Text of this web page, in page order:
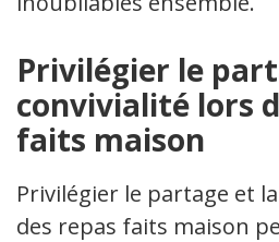
Privilégier le
convivialité lors
faits maison
Privilégier le partage et
des repas faits maison